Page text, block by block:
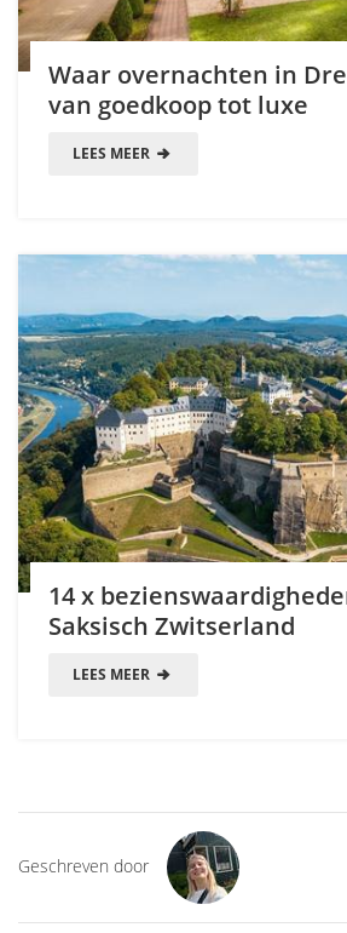
Waar overnachten in
van goedkoop tot luxe
LEES MEER
14 x
Saksisch Zwitserland
LEES MEER
Geschreven door